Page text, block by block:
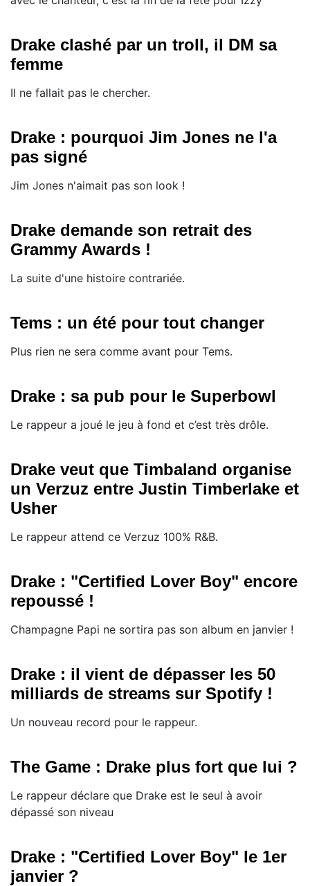
Drake clashé par un troll, il DM sa
femme
Il ne fallait pas le chercher.
Drake : pourquoi Jim Jones ne l'a
pas signé
Jim Jones n'aimait pas son look !
Drake demande son retrait des
Grammy Awards !
La suite d'une histoire contrariée.
Tems : un été pour tout changer
Plus rien ne sera comme avant pour Tems.
Drake : sa pub pour le Superbowl
Le rappeur a joué le jeu à fond et c’est très drôle.
Drake veut que Timbaland organise
un Verzuz entre Justin Timberlake et
Usher
Le rappeur attend ce Verzuz 100% R&B.
Drake : "Certified Lover Boy" encore
repoussé !
Champagne Papi ne sortira pas son album en janvier !
Drake : il vient de dépasser les 50
milliards de streams sur Spotify !
Un nouveau record pour le rappeur.
The Game : Drake plus fort que lui ?
Le rappeur déclare que Drake est le seul à avoir
dépassé son niveau
Drake : "Certified Lover Boy" le 1er
janvier ?